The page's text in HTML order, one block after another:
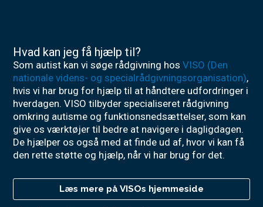
Hvad kan jeg få hjælp til?
Som autist kan vi søge rådgivning hosVISO (Den
nationale videns- og specialrådgivningsorganisation),
hvis vi har brug for hjælp til at håndtere udfordringer i
hverdagen. VISO tilbyder specialiseret rådgivning
omkring autisme og funktionsnedsættelser, som kan
give os værktøjer til bedre at navigere i dagligdagen.
De hjælper os også med at finde ud af, hvor vi kan få
den rette støtte og hjælp, når vi har brug for det.
Læs mere på VISOs hjemmeside